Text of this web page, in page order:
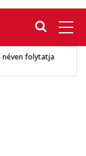
néven folytatja